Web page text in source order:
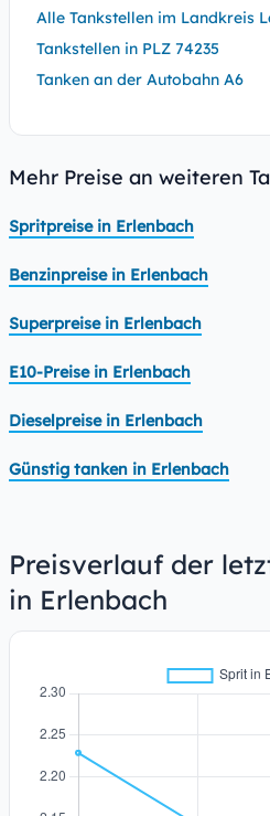
Alle Tankstellen im Landkreis
Tankstellen in PLZ 74235
Tanken an der Autobahn A6
Mehr Preise an weiteren
Spritpreise in Erlenbach
Benzinpreise in Erlenbach
Superpreise in Erlenbach
E10-Preise in Erlenbach
Dieselpreise in Erlenbach
Günstig tanken in Erlenbach
Preisverlauf der
in Erlenbach